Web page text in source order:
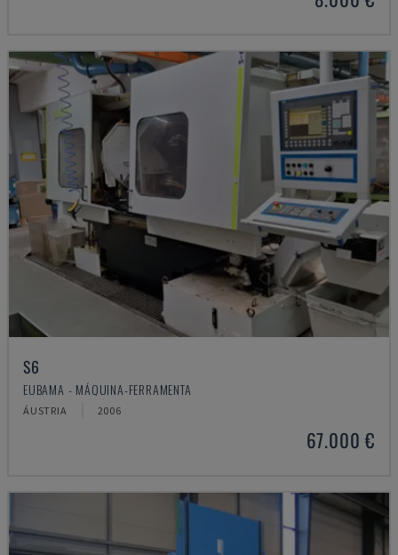
S6
EUBAMA - MÁQUINA-FERRAMENTA
ÁUSTRIA 2006
67.000 €